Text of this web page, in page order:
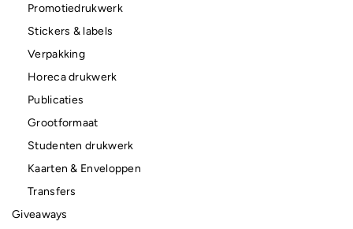
Promotiedrukwerk
Stickers & labels
Verpakking
Horeca drukwerk
Publicaties
Grootformaat
Studenten drukwerk
Kaarten & Enveloppen
Transfers
Giveaways